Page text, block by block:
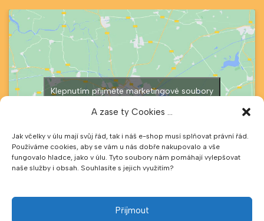
A zase ty Cookies ...
Jak včelky v úlu mají svůj řád, tak i náš e-shop musí splňovat právní řád.
Používáme cookies, aby se vám u nás dobře nakupovalo a vše
fungovalo hladce, jako v úlu. Tyto soubory nám pomáhají vylepšovat
naše služby i obsah. Souhlasíte s jejich využitím?
Přijmout
Klepnutím přijměte marketingové soubory